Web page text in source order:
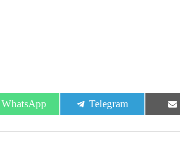
Compartir
en
WhatsApp
Compartir
en
Telegram